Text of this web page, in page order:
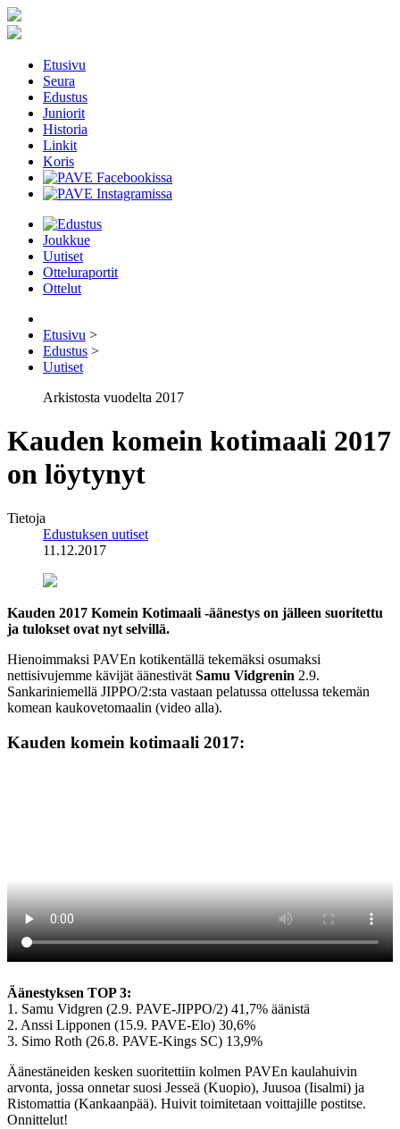
Etusivu
Seura
Edustus
Juniorit
Historia
Linkit
Koris
Joukkue
Uutiset
Otteluraportit
Ottelut
Etusivu >
Edustus >
Uutiset
Arkistosta vuodelta 2017
Kauden komein kotimaali 2017
on löytynyt
Tietoja
Edustuksen uutiset
11.12.2017
Kauden 2017 Komein Kotimaali -äänestys on jälleen suoritettu
ja tulokset ovat nyt selvillä.
Hienoimmaksi PAVEn kotikentällä tekemäksi osumaksi
nettisivujemme kävijät äänestivät Samu Vidgrenin 2.9.
Sankariniemellä JIPPO/2:sta vastaan pelatussa ottelussa tekemän
komean kaukovetomaalin (video alla).
Kauden komein kotimaali 2017:
Äänestyksen TOP 3:
1. Samu Vidgren (2.9. PAVE-JIPPO/2) 41,7% äänistä
2. Anssi Lipponen (15.9. PAVE-Elo) 30,6%
3. Simo Roth (26.8. PAVE-Kings SC) 13,9%
Äänestäneiden kesken suoritettiin kolmen PAVEn kaulahuivin
arvonta, jossa onnetar suosi Jesseä (Kuopio), Juusoa (Iisalmi) ja
Ristomattia (Kankaanpää). Huivit toimitetaan voittajille postitse.
Onnittelut!